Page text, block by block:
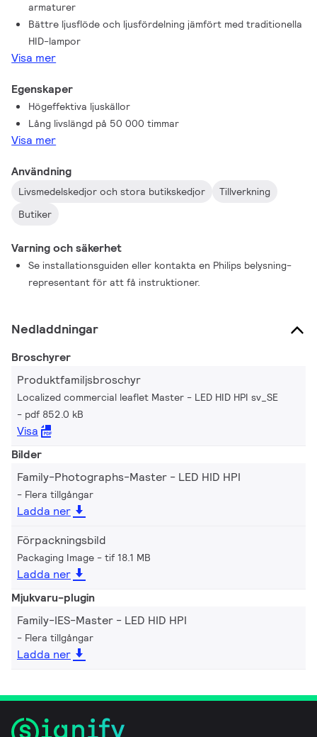
eftermonteringar. Smart tändning eliminerar tändfel och
fortsatt tändning, vilket kan leda till överhettning och EMI-
risker. Flera spridningsvinklar och ett högt
färgåtergivningsindex förbättrar ljusfördelningen i medelhöga
säker och högproduktiv miljö.
armaturer
Bättre ljusflöde och ljusfördelning jämfört med traditionella
HID-lampor
Visa mer
Egenskaper
Högeffektiva ljuskällor
Lång livslängd på 50 000 timmar
Visa mer
Användning
Livsmedelskedjor och stora butikskedjor
Tillverkning
Butiker
Varning och säkerhet
Se installationsguiden eller kontakta en Philips belysning-
representant för att få instruktioner.
Nedladdningar
Broschyrer
Produktfamiljsbroschyr
Localized commercial leaflet Master - LED HID HPI sv_SE
pdf 852.0 kB
Visa
Bilder
Family-Photographs-Master - LED HID HPI
Flera tillgångar
Ladda ner
Förpackningsbild
Packaging Image tif 18.1 MB
Ladda ner
Mjukvaru-plugin
Family-IES-Master - LED HID HPI
Flera tillgångar
Ladda ner